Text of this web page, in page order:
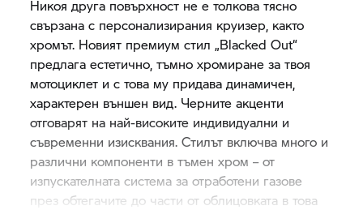
Никоя друга повърхност не е толкова тясно
свързана с персонализирания круизер, както
хромът. Новият премиум стил „Blacked Out“
предлага естетично, тъмно хромиране за твоя
мотоциклет и с това му придава динамичен,
характерен външен вид. Черните акценти
отговарят на най-високите индивидуални и
съвременни изисквания. Стилът включва много и
различни компоненти в тъмен хром – от
изпускателната система за отработени газове
през обтегачите до части от облицовката в това